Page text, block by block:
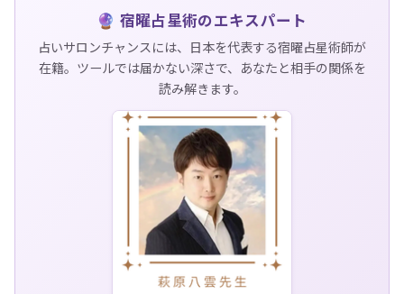
🔮 宿曜占星術のエキスパート
占いサロンチャンスには、日本を代表する宿曜占星術師が
在籍。ツールでは届かない深さで、あなたと相手の関係を
読み解きます。